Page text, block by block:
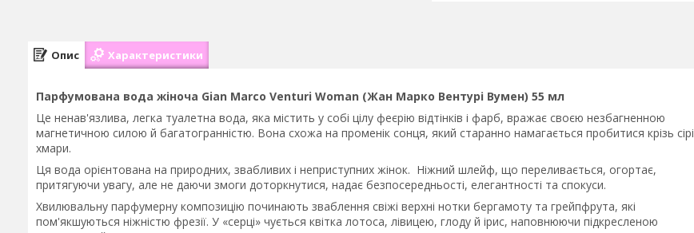
Опис Характеристики
Парфумована вода жіноча Gian Marco Venturi Woman (Жан Марко Вентурі Вумен) 55 мл
Це ненав'язлива, легка туалетна вода, яка містить у собі цілу феєрію відтінків і фарб, вражає своєю незбагненною
магнетичною силою й багатогранністю. Вона схожа на променік сонця, який старанно намагається пробитися крізь сірі
хмари.
Ця вода орієнтована на природних, звабливих і неприступних жінок. Ніжний шлейф, що переливається, огортає,
притягуючи увагу, але не даючи змоги доторкнутися, надає безпосередньості, елегантності та спокуси.
Хвилювальну парфумерну композицію починають зваблення свіжі верхні нотки бергамоту та грейпфрута, які
пом'якшуються ніжністю фрезії. У «серці» чується квітка лотоса, лівицею, глоду й ірис, наповнюючи підкресленою